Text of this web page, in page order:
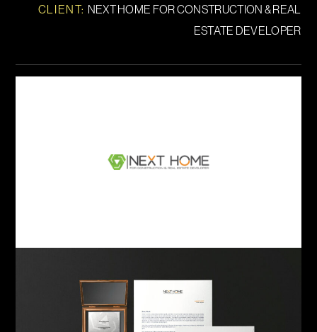
CLIENT: NEXT HOME FOR CONSTRUCTION & REAL
ESTATE DEVELOPER